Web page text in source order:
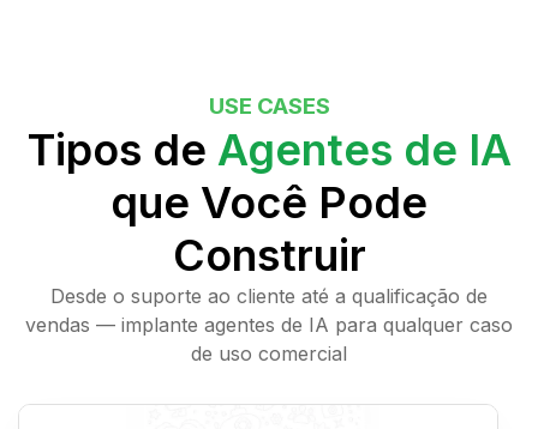
USE CASES
Tipos de Agentes de IA
que Você Pode
Construir
Desde o suporte ao cliente até a qualificação de
vendas — implante agentes de IA para qualquer caso
de uso comercial